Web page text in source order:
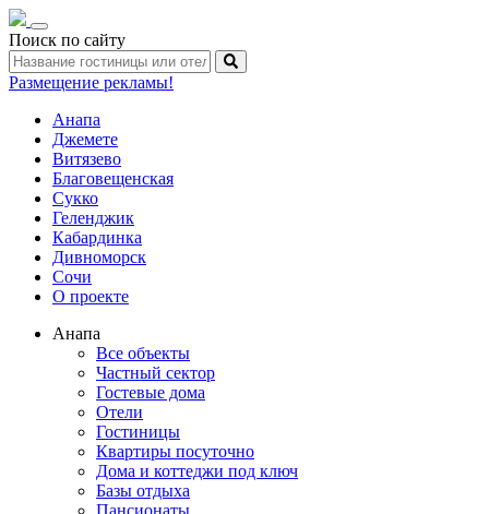
Toggle
navigation
Поиск по сайту
Размещение рекламы!
Анапа
Джемете
Витязево
Благовещенская
Сукко
Геленджик
Кабардинка
Дивноморск
Сочи
О проекте
Анапа
Все объекты
Частный сектор
Гостевые дома
Отели
Гостиницы
Квартиры посуточно
Дома и коттеджи под ключ
Базы отдыха
Пансионаты